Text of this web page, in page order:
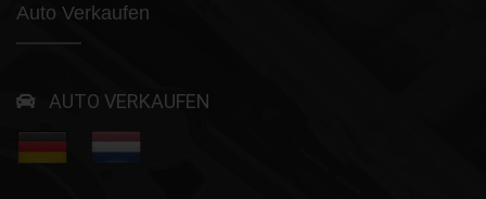
Auto Verkaufen
AUTO VERKAUFEN